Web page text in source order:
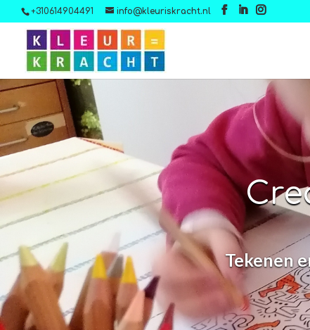
+310614904491 info@kleuriskracht.nl
Tekenen